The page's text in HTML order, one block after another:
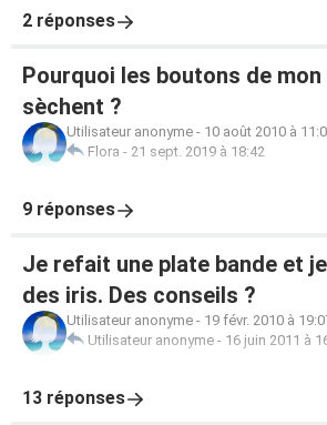
2 réponses
Pourquoi les boutons de
sèchent ?
Utilisateur anonyme - 10 août 2010 à
Flora - 21 sept. 2019 à 18:42
9 réponses
Je refait une plate bande et
des iris. Des conseils ?
Utilisateur anonyme - 19 févr. 2010 à
Utilisateur anonyme - 16 juin 2011 à
13 réponses